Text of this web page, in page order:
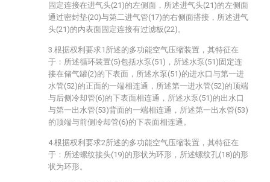
固定连接在进气头(21)的左侧面，所述进气头(21)的左侧面
通过密封垫(20)与第二进气管(17)的右侧面搭接，所述进气
头(21)的内表面固定连接有过滤板(22)。
3.根据权利要求1所述的多功能空气压缩装置，其特征在
于：所述循环装置(5)包括水泵(51)，所述水泵(51)固定连
接在储气罐(2)的下表面，所述水泵(51)的进水口与第一进
水管(52)的正面的一端相连通，所述第一进水管(52)的顶端
与后侧冷却管(6)的下表面相连通，所述水泵(51)的出水口
与第一出水管(53)背面的一端相连通，所述第一出水管(53)
的顶端与前侧冷却管(6)的下表面相连通。
4.根据权利要求2所述的多功能空气压缩装置，其特征在
于：所述螺纹接头(19)的形状为环形，所述螺纹孔(18)的形
状为环形。